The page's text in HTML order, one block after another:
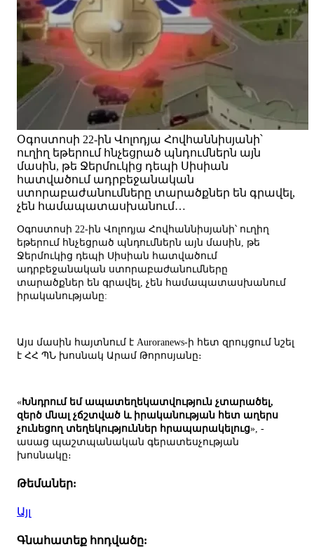
Օգոստոսի 22-ին Վոլոդյա Հովհաննիսյանի՝
ուղիղ եթերում հնչեցրած պնդումներն այն
մասին, թե Ջերմուկից դեպի Սիսիան
հատվածում ադրբեջանական
ստորաբաժանումները տարածքներ են գրավել,
չեն համապատասխանում…
Օգոստոսի 22-ին Վոլոդյա Հովհաննիսյանի՝ ուղիղ
եթերում հնչեցրած պնդումներն այն մասին, թե
Ջերմուկից դեպի Սիսիան հատվածում
ադրբեջանական ստորաբաժանումները
տարածքներ են գրավել, չեն համապատասխանում
իրականությանը:
Այս մասին հայտնում է Auroranews-ի հետ զրույցում նշել
է ՀՀ ՊՆ խոսնակ Արամ Թորոսյանը։
« Խնդրում եմ ապատեղեկատվություն չտարածել,
զերծ մնալ չճշտված և իրականության հետ աղերս
չունեցող տեղեկություններ հրապարակելուց», -
ասաց պաշտպանական գերատեսչության
խոսնակը։
Թեմաներ:
Այլ
Գնահատեք հոդվածը: